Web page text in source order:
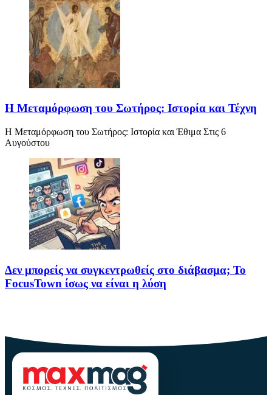
Η Μεταμόρφωση του Σωτήρος: Ιστορία και Τέχνη
Η Μεταμόρφωση του Σωτήρος: Ιστορία και Έθιμα Στις 6
Αυγούστου
Δεν μπορείς να συγκεντρωθείς στο διάβασμα; Το
FocusTown ίσως να είναι η λύση